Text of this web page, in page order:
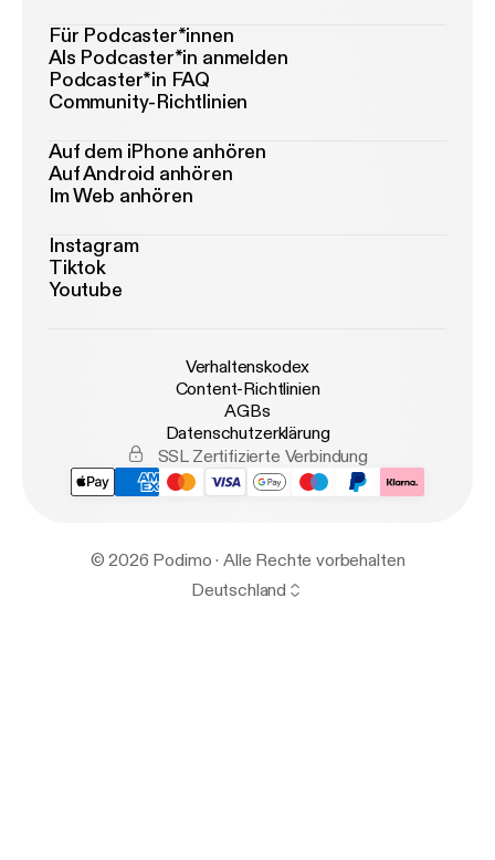
Für Podcaster*innen
Als Podcaster*in anmelden
Podcaster*in FAQ
Community-Richtlinien
Auf dem iPhone anhören
Auf Android anhören
Im Web anhören
Instagram
Tiktok
Youtube
Verhaltenskodex
Content-Richtlinien
AGBs
Datenschutzerklärung
SSL Zertifizierte Verbindung
© 2026 Podimo · Alle Rechte vorbehalten
Deutschland